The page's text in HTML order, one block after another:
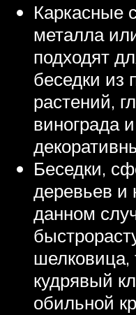
Каркасные
металла
подходят
беседки из
растений,
винограда
Беседки,
деревьев и
данном
шелковица,
кудрявый
обильной